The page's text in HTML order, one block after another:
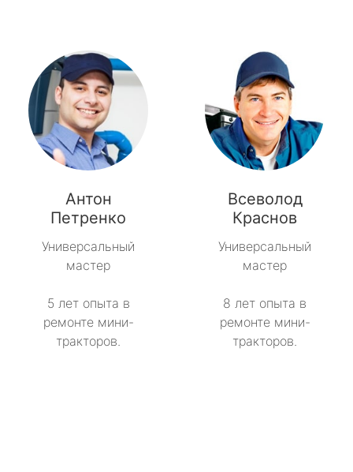
Антон
Петренко
Универсальный
мастер
5 лет опыта в
ремонте мини-
тракторов.
Всеволод
Краснов
Универсальный
мастер
8 лет опыта в
ремонте мини-
тракторов.